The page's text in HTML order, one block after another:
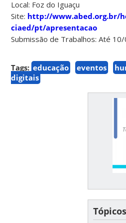
Local: Foz do Iguaçu
Site: http://www.abed.org.br/
ciaed/pt/apresentacao
Submissão de Trabalhos: Até
Tags: educação eventos
digitais